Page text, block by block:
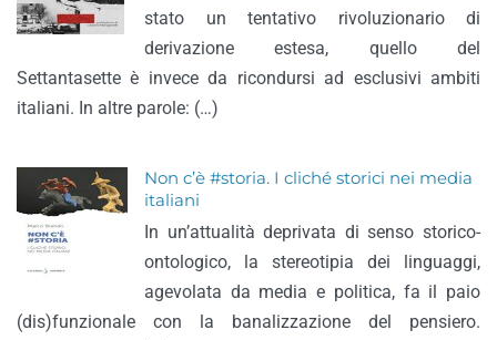
stato un tentativo rivoluzionario di
derivazione estesa, quello del
Settantasette è invece da ricondursi ad esclusivi ambiti
italiani. In altre parole: (…)
Non c’è #storia. I cliché storici nei media
italiani
In un’attualità deprivata di senso storico-
ontologico, la stereotipia dei linguaggi,
agevolata da media e politica, fa il paio
(dis)funzionale con la banalizzazione del pensiero.